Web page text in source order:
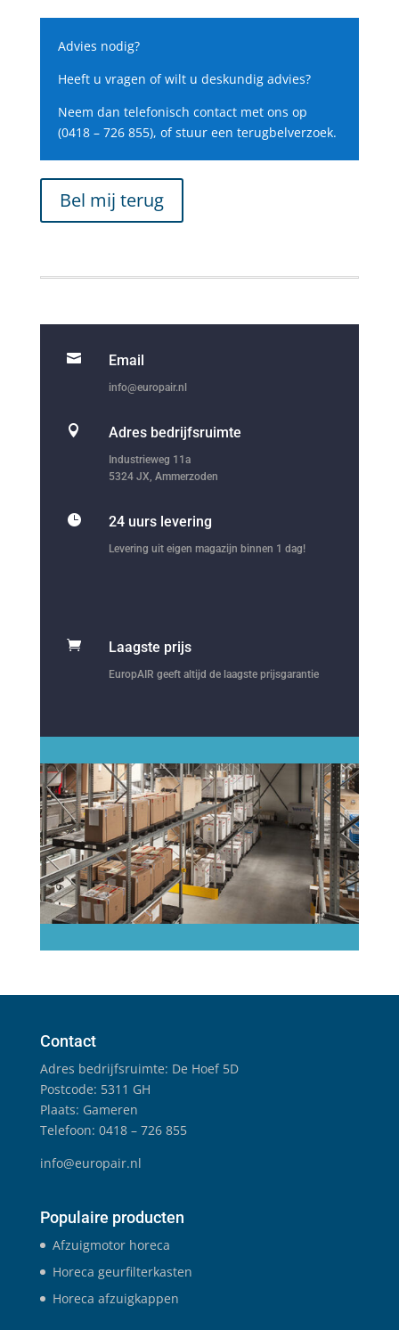
Advies nodig?
Heeft u vragen of wilt u deskundig advies?
Neem dan telefonisch contact met ons op
(0418 – 726 855), of stuur een terugbelverzoek.
Bel mij terug
 Email
info@europair.nl
 Adres bedrijfsruimte
Industrieweg 11a
5324 JX, Ammerzoden
 24 uurs levering
Levering uit eigen magazijn binnen 1 dag!
 Laagste prijs
EuropAIR geeft altijd de laagste prijsgarantie
Contact
Adres bedrijfsruimte: De Hoef 5D
Postcode: 5311 GH
Plaats: Gameren
Telefoon: 0418 – 726 855
info@europair.nl
Populaire producten
Afzuigmotor horeca
Horeca geurfilterkasten
Horeca afzuigkappen